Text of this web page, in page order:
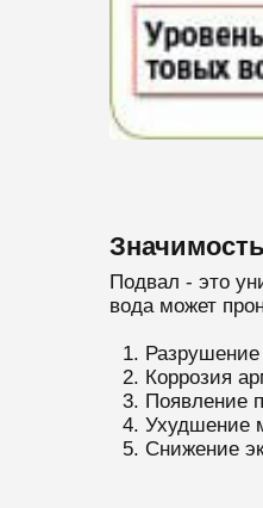
Подвал - это
вода может
Разрушение
Коррозия
Появление
Ухудшение
Снижение